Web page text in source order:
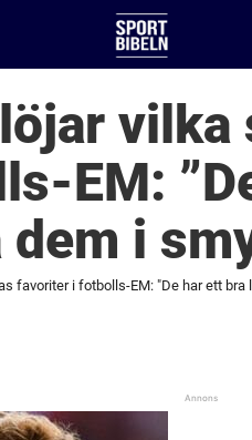
vilka
EM:
i
favoriter i fotbolls-EM: "De har ett bra